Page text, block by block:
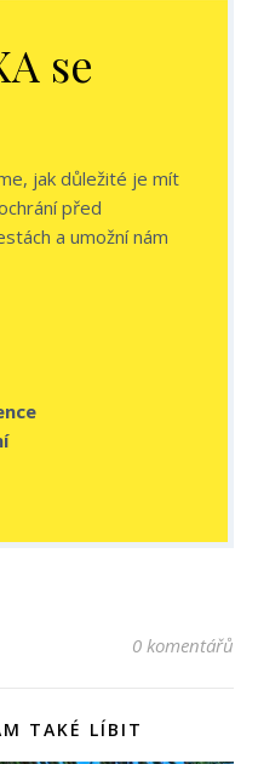
se
jak důležité je mít
před
a umožní nám
0 komentářů
TAKÉ LÍBIT